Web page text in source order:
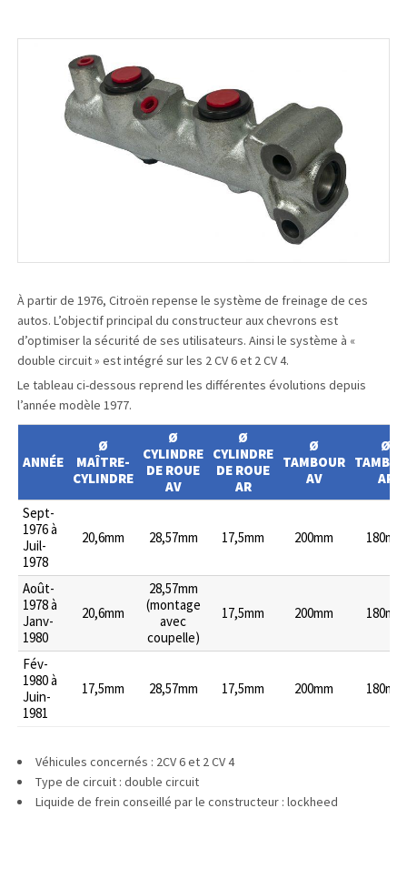
À partir de 1976, Citroën repense le système de freinage de ces
autos. L’objectif principal du constructeur aux chevrons est
d’optimiser la sécurité de ses utilisateurs. Ainsi le système à «
double circuit » est intégré sur les 2 CV 6 et 2 CV 4.
Le tableau ci-dessous reprend les différentes évolutions depuis
l’année modèle 1977.
ANNÉE
Ø
MAÎTRE-
CYLINDRE
Ø
CYLINDRE
DE ROUE
AV
Ø
CYLINDRE
DE ROUE
AR
Ø
TAMBOUR
AV
Ø
AR
Sept-
1976 à
Juil-
1978
20,6mm 28,57mm 17,5mm 200mm 180mm
Août-
1978 à
Janv-
1980
20,6mm
28,57mm
(montage
avec
coupelle)
17,5mm 200mm 180mm
Fév-
1980 à
Juin-
1981
17,5mm 28,57mm 17,5mm 200mm 180mm
Véhicules concernés : 2CV 6 et 2 CV 4
Type de circuit : double circuit
Liquide de frein conseillé par le constructeur : lockheed